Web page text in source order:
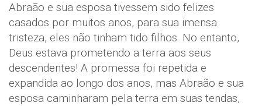
Abraão e sua esposa tivessem sido felizes
casados por muitos anos, para sua imensa
tristeza, eles não tinham tido filhos. No entanto,
Deus estava prometendo a terra aos seus
descendentes! A promessa foi repetida e
expandida ao longo dos anos, mas Abraão e sua
esposa caminharam pela terra em suas tendas,